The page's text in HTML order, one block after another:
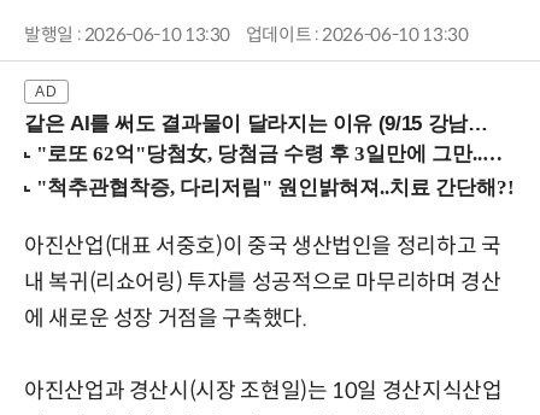
발행일 : 2026-06-10 13:30 업데이트 : 2026-06-10 13:30
같은 AI를 써도 결과물이 달라지는 이유 (9/15 강남역)
아진산업(대표 서중호)이 중국 생산법인을 정리하고 국
내 복귀(리쇼어링) 투자를 성공적으로 마무리하며 경산
에 새로운 성장 거점을 구축했다.
아진산업과 경산시(시장 조현일)는 10일 경산지식산업